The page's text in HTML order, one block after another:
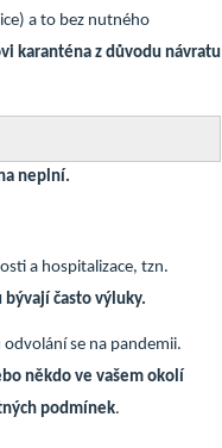
a to bez nutného
karanténa z důvodu návratu
neplní.
a hospitalizace, tzn.
bývají často výluky.
se na pandemii.
někdo ve vašem okolí
podmínek.